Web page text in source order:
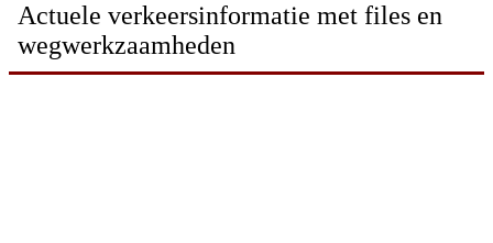
Actuele verkeersinformatie met files en
wegwerkzaamheden